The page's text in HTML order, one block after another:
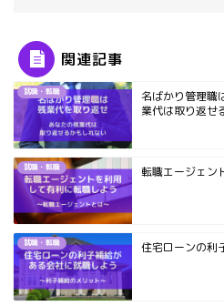
関連記事
就職・転職
名ばかり管理職
業代は取り返せ
就職・転職 転職エージェン
就職・転職 住宅ローンの利